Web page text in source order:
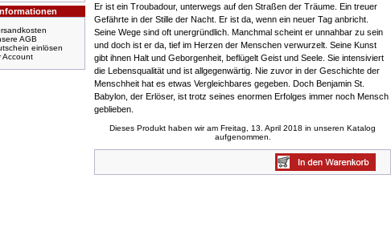
AGB
einlösen
Account
Er ist ein Troubadour, unterwegs auf den Straßen der Träume. Ein treuer
Gefährte in der Stille der Nacht. Er ist da, wenn ein neuer Tag anbricht.
Seine Wege sind oft unergründlich. Manchmal scheint er unnahbar zu sein
und doch ist er da, tief im Herzen der Menschen verwurzelt. Seine Kunst
gibt ihnen Halt und Geborgenheit, beflügelt Geist und Seele. Sie intensiviert
die Lebensqualität und ist allgegenwärtig. Nie zuvor in der Geschichte der
Menschheit hat es etwas Vergleichbares gegeben. Doch Benjamin St.
Babylon, der Erlöser, ist trotz seines enormen Erfolges immer noch Mensch
geblieben.
Dieses Produkt haben wir am Freitag, 13. April 2018 in unseren Katalog
aufgenommen.